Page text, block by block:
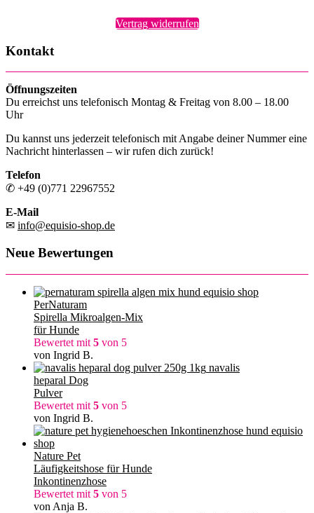
Vertrag widerrufen
Kontakt
Öffnungszeiten
Du erreichst uns telefonisch Montag & Freitag von 8.00 – 18.00
Uhr
Du kannst uns jederzeit telefonisch mit Angabe deiner Nummer eine
Nachricht hinterlassen – wir rufen dich zurück!
Telefon
✆ +49 (0)771 22967552
E-Mail
✉ info@equisio-shop.de
Neue Bewertungen
PerNaturam
Spirella Mikroalgen-Mix
für Hunde
Bewertet mit 5 von 5
von Ingrid B.
navalis
heparal Dog
Pulver
Bewertet mit 5 von 5
von Ingrid B.
Nature Pet
Läufigkeitshose für Hunde
Inkontinenzhose
Bewertet mit 5 von 5
von Anja B.